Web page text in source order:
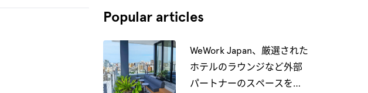
Popular articles
WeWork Japan、厳選された
ホテルのラウンジなど外部
パートナーのスペースをコ